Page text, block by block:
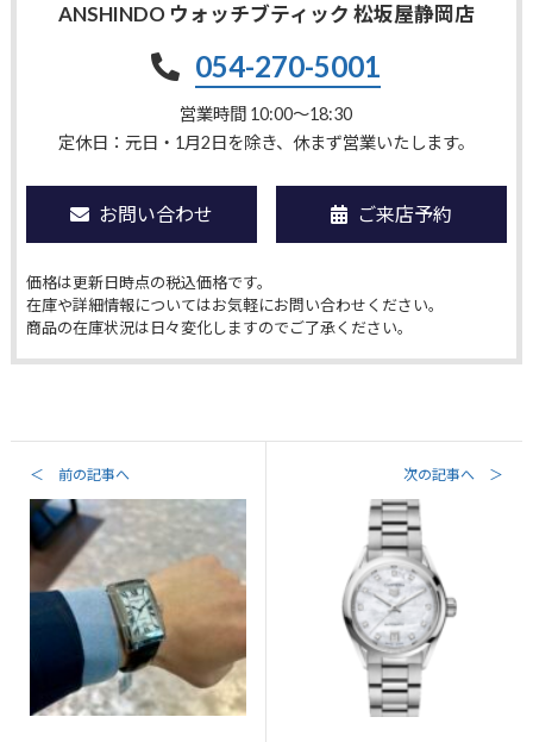
ANSHINDO ウォッチブティック 松坂屋静岡店
054-270-5001
営業時間 10:00〜18:30
定休日：元日・1月2日を除き、休まず営業いたします。
お問い合わせ ご来店予約
価格は更新日時点の税込価格です。
在庫や詳細情報についてはお気軽にお問い合わせください。
商品の在庫状況は日々変化しますのでご了承ください。
＜ 前の記事へ 次の記事へ ＞